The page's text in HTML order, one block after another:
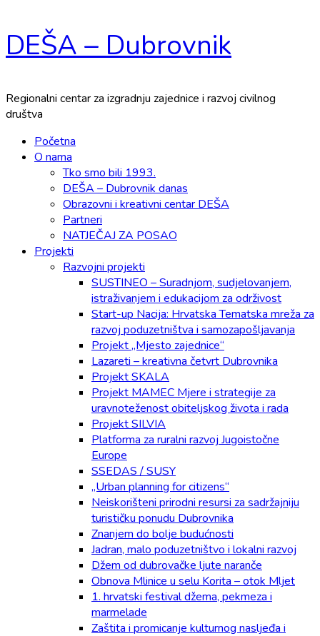
Skip
to
DEŠA – Dubrovnik
Regionalni centar za izgradnju zajednice i razvoj civilnog
društva
Primary
Menu
Početna
O nama
Tko smo bili 1993.
DEŠA – Dubrovnik danas
Obrazovni i kreativni centar DEŠA
Partneri
NATJEČAJ ZA POSAO
Projekti
Razvojni projekti
SUSTINEO – Suradnjom, sudjelovanjem,
istraživanjem i edukacijom za održivost
Start-up Nacija: Hrvatska Tematska mreža za
razvoj poduzetništva i samozapošljavanja
Projekt „Mjesto zajednice“
Lazareti – kreativna četvrt Dubrovnika
Projekt SKALA
Projekt MAMEC Mjere i strategije za
uravnoteženost obiteljskog života i rada
Projekt SILVIA
Platforma za ruralni razvoj Jugoistočne
Europe
SSEDAS / SUSY
„Urban planning for citizens“
Neiskorišteni prirodni resursi za sadržajniju
turističku ponudu Dubrovnika
Znanjem do bolje budućnosti
Jadran, malo poduzetništvo i lokalni razvoj
Džem od dubrovačke ljute naranče
Obnova Mlinice u selu Korita – otok Mljet
1. hrvatski festival džema, pekmeza i
marmelade
Zaštita i promicanje kulturnog nasljeđa i